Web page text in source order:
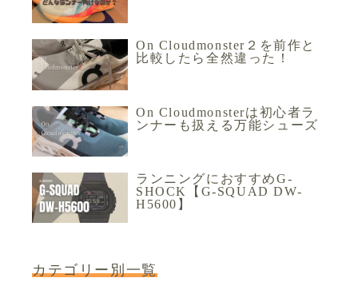
On Cloudmonster２を前作と
比較したら全然違った！
On Cloudmonsterは初心者ラ
ンナーも扱える万能シューズ
ランニングにおすすめG-
SHOCK【G-SQUAD DW-
H5600】
カテゴリー別一覧